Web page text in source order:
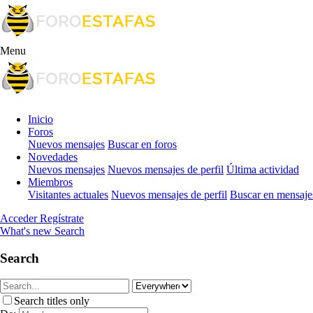
Menu
Inicio
Foros
Nuevos mensajes Buscar en foros
Novedades
Nuevos mensajes Nuevos mensajes de perfil Última actividad
Miembros
Visitantes actuales Nuevos mensajes de perfil Buscar en
Acceder Regístrate
What's new Search
Search
Search titles only